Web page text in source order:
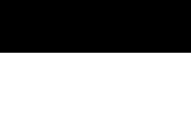
代艺术博物馆，中国